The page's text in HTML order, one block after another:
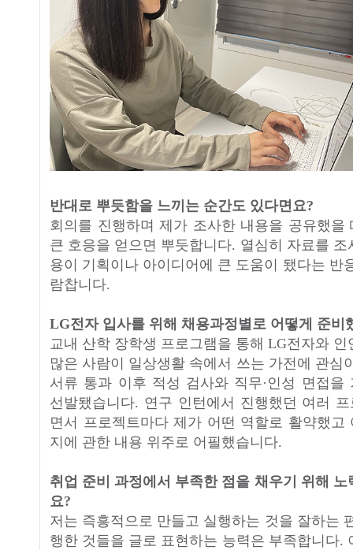
반대로 뿌듯함을 느끼는 순간도 있다면요?
회의를 진행하며 제가 조사한 내용을 공유했을
큰 호응을 얻으면 뿌듯합니다. 열심히 자료를 조
용이 기획이나 아이디어에 큰 도움이 됐다는 반
람찹니다.
LG전자 입사를 위해 채용과정별로 어떻게 준비
교내 산학 장학생 프로그램을 통해 LG전자와
많은 사람이 일상생활 속에서 쓰는 가전에 관심
서류 통과 이후 적성 검사와 직무·인성 면접을
선발됐습니다. 연구 인턴에서 진행했던 여러
면서 프로젝트마다 제가 어떤 역할로 활약했고
지에 관한 내용 위주로 어필했습니다.
취업 준비 과정에서 부족한 점을 채우기 위해 노
요?
저는 즉흥적으로 만들고 실행하는 것을 잘하는
행한 것들을 글로 표현하는 능력은 부족합니다.